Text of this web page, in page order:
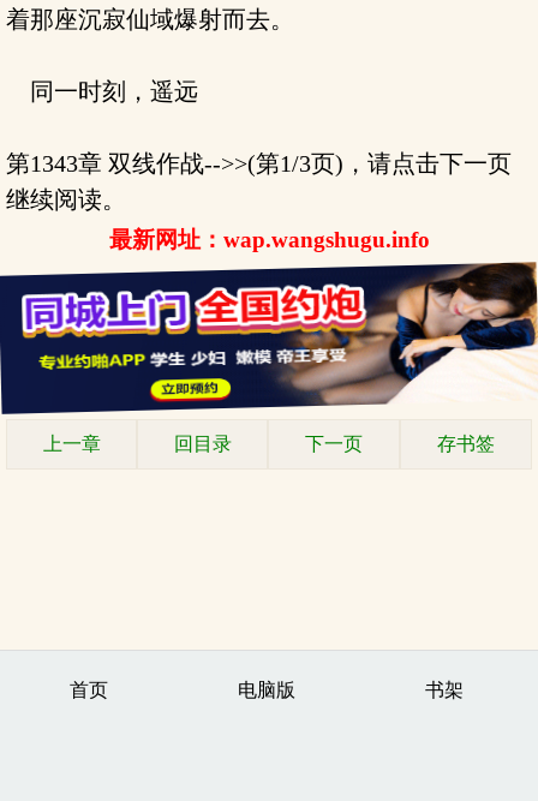
着那座沉寂仙域爆射而去。
同一时刻，遥远
第1343章 双线作战-->>(第1/3页)，请点击下一页
继续阅读。
最新网址：wap.wangshugu.info
上一章 回目录 下一页 存书签
首页 电脑版 书架